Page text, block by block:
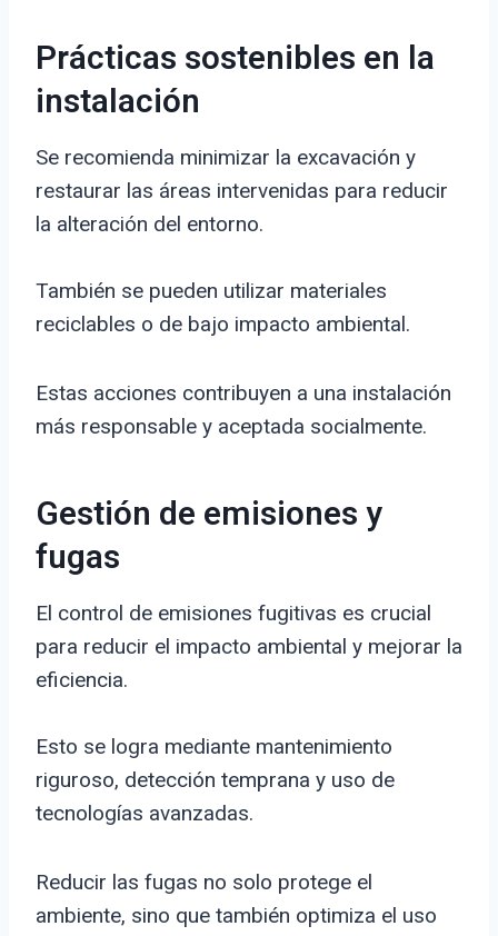
Prácticas sostenibles en la
instalación
Se recomienda minimizar la excavación y
restaurar las áreas intervenidas para reducir
la alteración del entorno.
También se pueden utilizar materiales
reciclables o de bajo impacto ambiental.
Estas acciones contribuyen a una instalación
más responsable y aceptada socialmente.
Gestión de emisiones y
fugas
El control de emisiones fugitivas es crucial
para reducir el impacto ambiental y mejorar la
eficiencia.
Esto se logra mediante mantenimiento
riguroso, detección temprana y uso de
tecnologías avanzadas.
Reducir las fugas no solo protege el
ambiente, sino que también optimiza el uso